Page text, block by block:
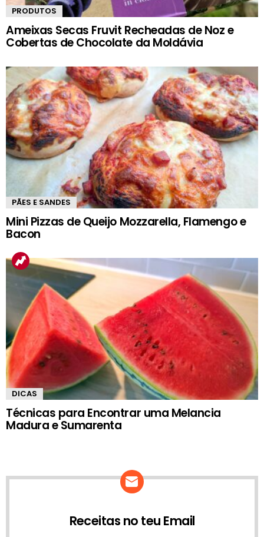
PRODUTOS
Ameixas Secas Fruvit Recheadas de Noz e
Cobertas de Chocolate da Moldávia
PÃES E SANDES
Mini Pizzas de Queijo Mozzarella, Flamengo e
Bacon
DICAS
Técnicas para Encontrar uma Melancia
Madura e Sumarenta
Receitas no teu Email